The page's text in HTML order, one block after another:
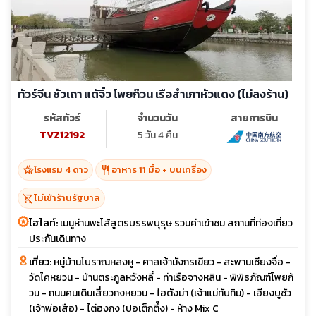
ทัวร์จีน ซัวเถา แต้จิ๋ว โพยก๊วน เรือสำเภาหัวแดง (ไม่ลงร้าน)
รหัสทัวร์
TVZ12192
จำนวนวัน
5 วัน 4 คืน
สายการบิน
hotel_classโรงแรม 4 ดาว restaurant อาหาร 11 มื้อ + บนเครื่อง
shopping_cart_offไม่เข้าร้านรัฐบาล
ไฮไลท์:เมนูห่านพะโล้สูตรบรรพบุรุษ รวมค่าเข้าชม สถานที่ท่องเที่ยว
ประกันเดินทาง
เที่ยว:หมู่บ้านโบราณหลงหู - ศาลเจ้ามังกรเขียว - สะพานเซียงจื่อ -
วัดไคหยวน - บ้านตระกูลหวังหลี่ - ท่าเรือจางหลิน - พิพิธภัณฑ์โพยก้
วน - ถนนคนเดินเสี่ยวกงหยวน - ไฮตังม่า (เจ้าแม่ทับทิม) - เฮียงบูชัว
(เจ้าพ่อเสือ) - ไต่ฮงกง (ปอเต็กตึ๊ง) - ห้าง Mix C